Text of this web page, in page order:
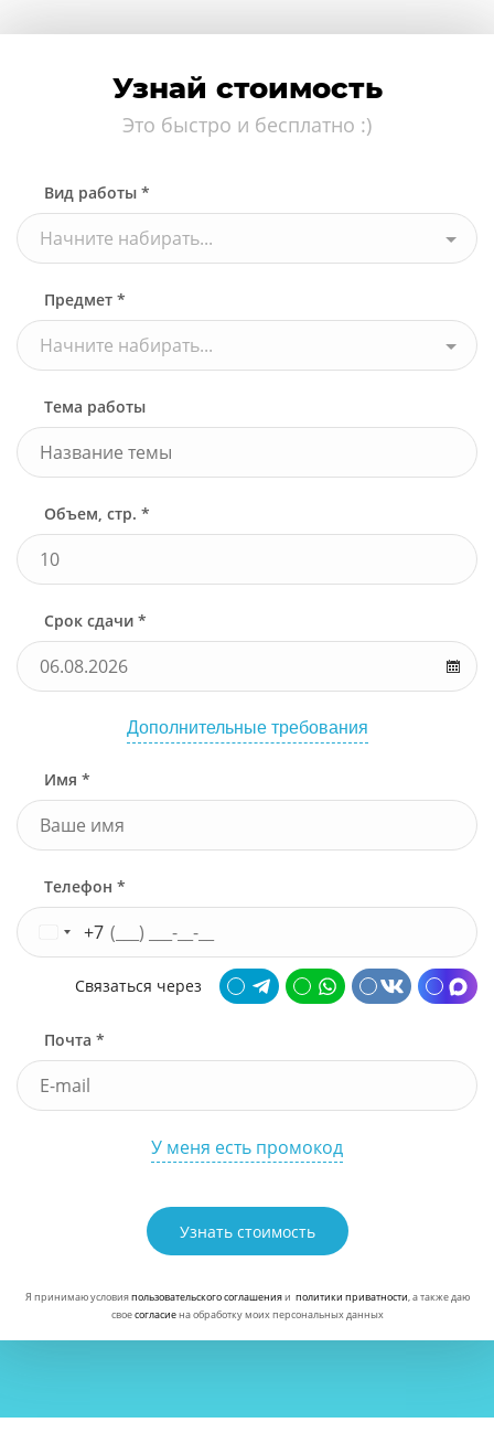
Узнай стоимость
Это быстро и бесплатно :)
Вид работы *
Начните набирать...
Предмет *
Начните набирать...
Тема работы
Объем, стр. *
Срок сдачи *
Дополнительные требования
Имя *
Телефон *
+7
Связаться через
Почта *
У меня есть промокод
Узнать стоимость
Я принимаю условияпользовательского соглашенияи политики приватности, а также даю
своесогласиена обработку моих персональных данных